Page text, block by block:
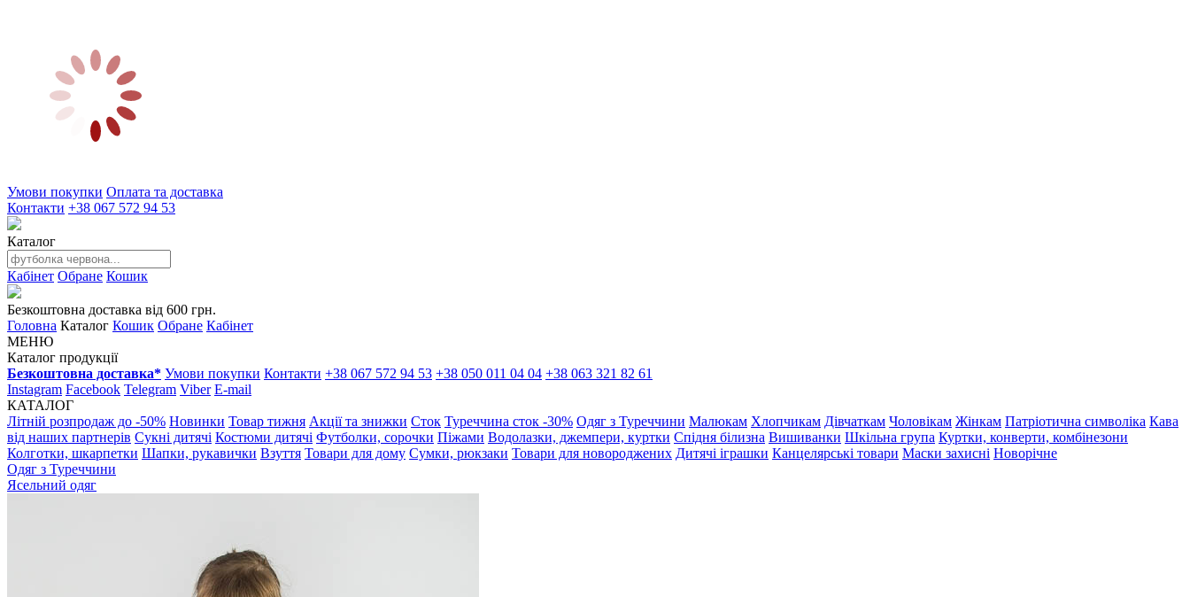
Умови покупки Оплата та доставка
Контакти +38 067 572 94 53
Каталог
Кабінет Обране Кошик
Безкоштовна доставка від 600 грн.
Головна Каталог Кошик Обране Кабінет
МЕНЮ
Каталог продукції
Безкоштовна доставка* Умови покупки Контакти +38 067 572 94 53 +38 050 011 04 04 +38 063 321 82 61
Instagram Facebook Telegram Viber E-mail
КАТАЛОГ
Літній розпродаж до -50% Новинки Товар тижня Акції та знижки Сток Туреччина сток -30% Одяг з Туреччини Малюкам Хлопчикам Дівчаткам Чоловікам Жінкам Патріотична символіка Кава
від наших партнерів Сукні дитячі Костюми дитячі Футболки, сорочки Піжами Водолазки, джемпери, куртки Спідня білизна Вишиванки Шкільна група Куртки, конверти, комбінезони
Колготки, шкарпетки Шапки, рукавички Взуття Товари для дому Сумки, рюкзаки Товари для новороджених Дитячі іграшки Канцелярські товари Маски захисні Новорічне
Одяг з Туреччини
Ясельний одяг